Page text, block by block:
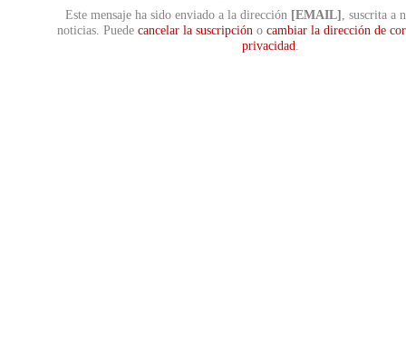
Este mensaje ha sido enviado a la dirección [EMAIL] , suscrita a
noticias. Puede cancelar la suscripción o cambiar la dirección de
privacidad